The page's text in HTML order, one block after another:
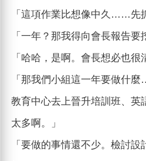
「這項作業比想像中久……先
「一年？那我得向會長報告要
「哈哈，是啊。會長想必也很
「那我們小組這一年要做什
教育中心去上晉升培訓班、英
太多啊。」
「要做的事情還不少。檢討